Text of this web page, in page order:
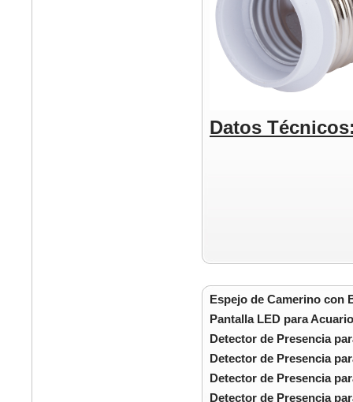
Datos
Espejo de Camerino con
Pantalla LED para
Detector de Presencia
Detector de Presencia
Detector de Presencia
Detector de Presencia